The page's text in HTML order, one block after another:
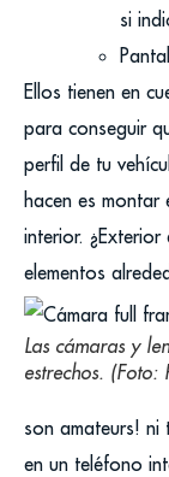
si
Ellos tienen en
para conseguir
perfil de tu
hacen es
interior.
elementos
Las cámaras y
estrechos. (Foto:
son amateurs!
en un teléfono